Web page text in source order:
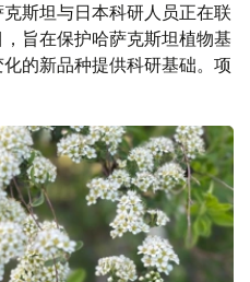
克斯坦与日本科研人员正在联
旨在保护哈萨克斯坦植物基
的新品种提供科研基础。项